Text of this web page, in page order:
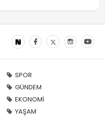
SPOR
GÜNDEM
EKONOMİ
YAŞAM